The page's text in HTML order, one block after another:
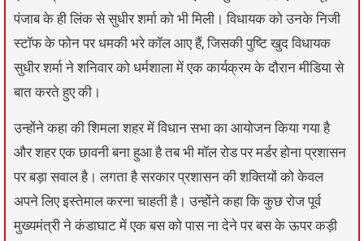
पंजाब के ही लिंक से सुधीर शर्मा को भी मिली। विधायक को उनके निजी
स्टॉफ के फोन पर धमकी भरे कॉल आए हैं, जिसकी पुष्टि खुद विधायक
सुधीर शर्मा ने शनिवार को धर्मशाला में एक कार्यक्रम के दौरान मीडिया से
बात करते हुए की।
उन्होंने कहा की शिमला शहर में विधान सभा का आयोजन किया गया है
और शहर एक छावनी बना हुआ है तब भी मॉल रोड पर मर्डर होना प्रशासन
पर बड़ा सवाल है। लगता है सरकार प्रशासन की शक्तियों को केवल
अपने लिए इस्तेमाल करना चाहती है। उन्होंने कहा कि कुछ रोज पूर्व
मुख्यमंत्री ने कंडाघाट में एक बस को पास ना देने पर बस के ऊपर कड़ी